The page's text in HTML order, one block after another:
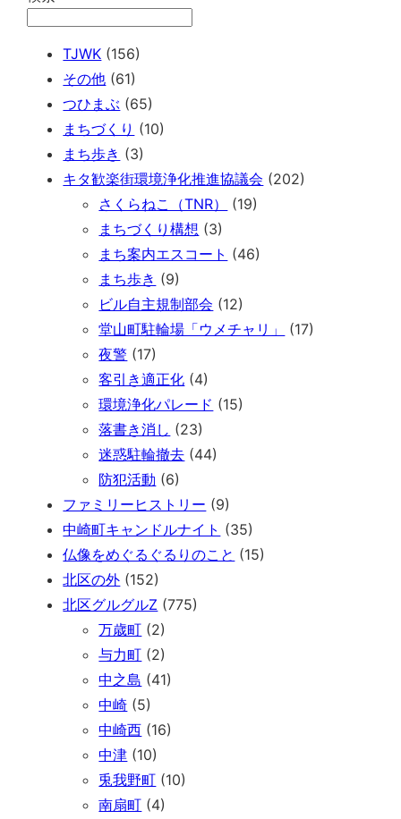
TJWK (156)
その他 (61)
つひまぶ (65)
まちづくり (10)
まち歩き (3)
キタ歓楽街環境浄化推進協議会 (202)
さくらねこ（TNR）
(19)
まちづくり構想 (3)
まち案内エスコート (46)
まち歩き (9)
ビル自主規制部会 (12)
堂山町駐輪場「ウメチャリ」
(17)
夜警 (17)
客引き適正化 (4)
環境浄化パレード (15)
落書き消し (23)
迷惑駐輪撤去 (44)
防犯活動 (6)
ファミリーヒストリー (9)
中崎町キャンドルナイト (35)
仏像をめぐるぐるりのこと (15)
北区の外 (152)
北区グルグルZ (775)
万歳町 (2)
与力町 (2)
中之島 (41)
中崎 (5)
中崎西 (16)
中津 (10)
兎我野町 (10)
南扇町 (4)